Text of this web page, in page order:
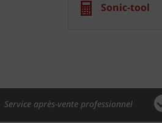
Sonic-tool
Service après-vente professionnel